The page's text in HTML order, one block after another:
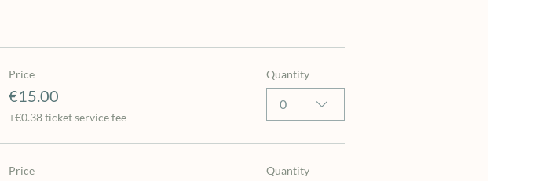
Price
€15.00
+€0.38 ticket service fee
Quantity
0
Price Quantity